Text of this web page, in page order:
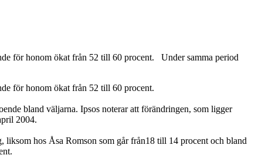
för honom ökat från 52 till 60 procent. Under samma period
för honom ökat från 52 till 60 procent.
bland väljarna. Ipsos noterar att förändringen, som ligger
2004.
hos Åsa Romson som går från18 till 14 procent och bland